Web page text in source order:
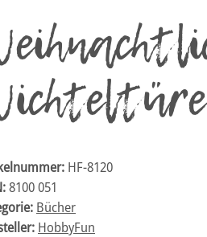
HF-8120
8100 051
Bücher
HobbyFun